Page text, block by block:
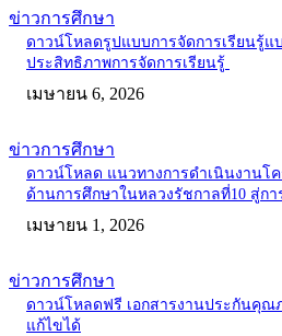
ข่าวการศึกษา
ดาวน์โหลดรูปแบบการจัดการเรียนรู้แ
ประสิทธิภาพการจัดการเรียนรู้
เมษายน 6, 2026
ข่าวการศึกษา
ดาวน์โหลด แนวทางการดำเนินงานโ
ด้านการศึกษาในหลวงรัชกาลที่10 สู่ก
เมษายน 1, 2026
ข่าวการศึกษา
ดาวน์โหลดฟรี เอกสารงานประกันคุณ
แก้ไขได้